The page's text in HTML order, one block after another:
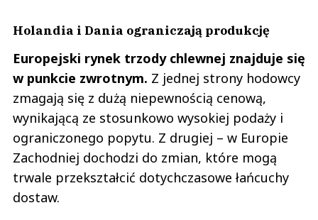
Holandia i Dania ograniczają produkcję
Europejski rynek trzody chlewnej znajduje się
w punkcie zwrotnym. Z jednej strony hodowcy
zmagają się z dużą niepewnością cenową,
wynikającą ze stosunkowo wysokiej podaży i
ograniczonego popytu. Z drugiej – w Europie
Zachodniej dochodzi do zmian, które mogą
trwale przekształcić dotychczasowe łańcuchy
dostaw.